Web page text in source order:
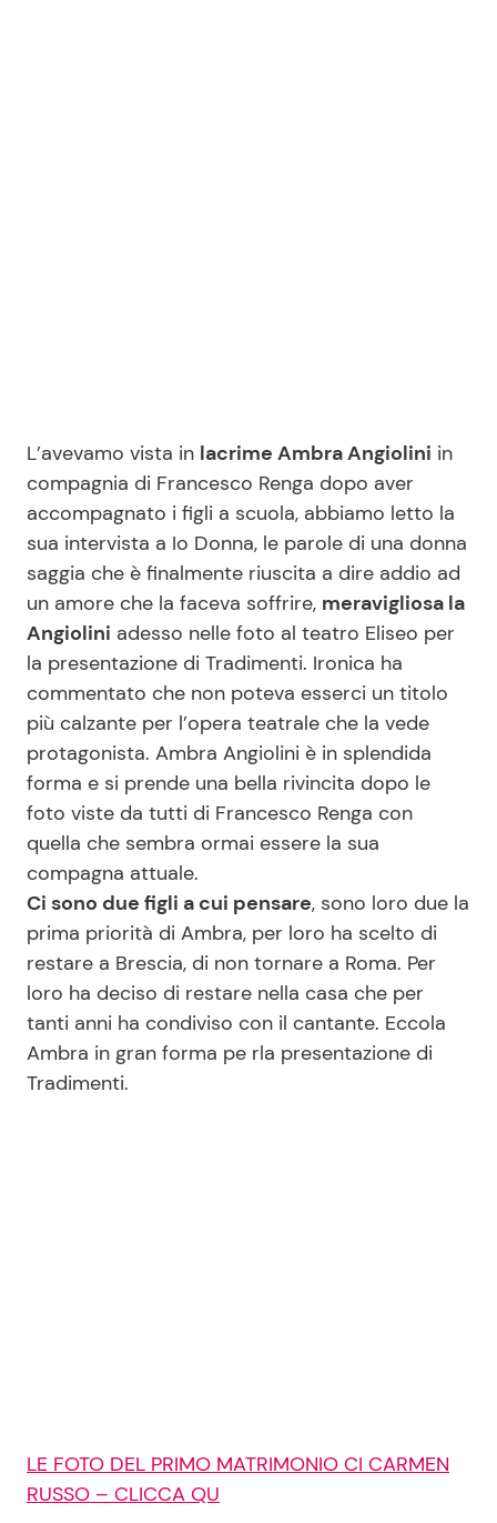
Viaggi e Turismo
Festività
Ricette Feste
Ricette per Bambini
Seguici
Info
Chi siamo
Disclaimer e Privacy
Redazione
Contattaci
Pubblicità
L’avevamo vista in lacrime Ambra Angiolini in
compagnia di Francesco Renga dopo aver
accompagnato i figli a scuola, abbiamo letto la
sua intervista a Io Donna, le parole di una donna
saggia che è finalmente riuscita a dire addio ad
un amore che la faceva soffrire, meravigliosa la
Angiolini adesso nelle foto al teatro Eliseo per
la presentazione di Tradimenti. Ironica ha
commentato che non poteva esserci un titolo
più calzante per l’opera teatrale che la vede
protagonista. Ambra Angiolini è in splendida
forma e si prende una bella rivincita dopo le
foto viste da tutti di Francesco Renga con
quella che sembra ormai essere la sua
compagna attuale.
Ci sono due figli a cui pensare, sono loro due la
prima priorità di Ambra, per loro ha scelto di
restare a Brescia, di non tornare a Roma. Per
loro ha deciso di restare nella casa che per
tanti anni ha condiviso con il cantante. Eccola
Ambra in gran forma pe rla presentazione di
Tradimenti.
LE FOTO DEL PRIMO MATRIMONIO CI CARMEN
RUSSO – CLICCA QU